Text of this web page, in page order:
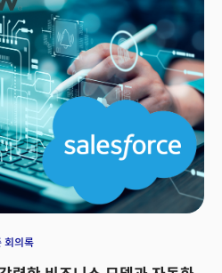
수 있다. 구글은 전날 기조연설을 통해
다. 이 프로토콜을 누구나 사용할 수 있게
회의록